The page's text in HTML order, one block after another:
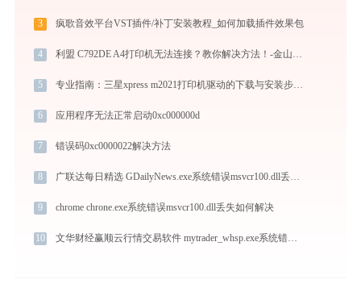
3 疯歌音效平台VST插件/补丁安装教程_如何加载插件效果包
4 利盟 C792DE A4打印机无法连接？教你解决方法！-金山毒霸
5 专业指南：三星xpress m2021打印机驱动的下载与安装步骤详解
6 应用程序无法正常启动0xc000000d
7 错误码0xc0000022解决方法
8 广联达每日精选 GDailyNews.exe系统错误msvcr100.dll丢失如何解决
9 chrome chrone.exe系统错误msvcr100.dll丢失如何解决
10 文华财经赢顺云行情交易软件 mytrader_whsp.exe系统错误sl_channel.dll丢失如何解决